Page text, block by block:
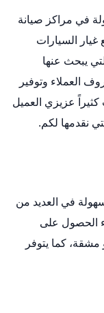
في مراكز صيانة
غيار السيارات
يبحث عنها
العملاء وتوفير
عزيزي العميل
نقدمها لكم.
في العديد من
الحصول على
كما يتوفر